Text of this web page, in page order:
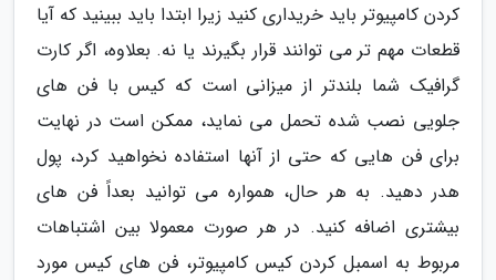
کردن کامپیوتر باید خریداری کنید زیرا ابتدا باید ببینید که آیا
قطعات مهم تر می توانند قرار بگیرند یا نه. بعلاوه، اگر کارت
گرافیک شما بلندتر از میزانی است که کیس با فن های
جلویی نصب شده تحمل می نماید، ممکن است در نهایت
برای فن هایی که حتی از آنها استفاده نخواهید کرد، پول
هدر دهید. به هر حال، همواره می توانید بعداً فن های
بیشتری اضافه کنید. در هر صورت معمولا بین اشتباهات
مربوط به اسمبل کردن کیس کامپیوتر، فن های کیس مورد